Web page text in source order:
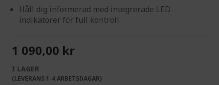
Håll dig informerad med integrerade LED-
indikatorer för full kontroll
1 090,00 kr
I LAGER
(LEVERANS 1-4 ARBETSDAGAR)